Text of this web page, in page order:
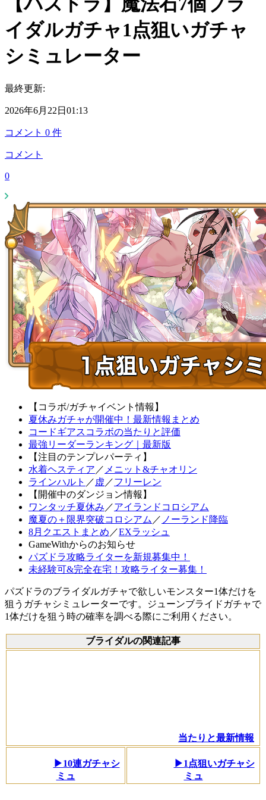
イダルガチャ1点狙いガチャ
シミュレーター
最終更新:
2026年6月22日01:13
コメント 0 件
コメント
0
【コラボ/ガチャイベント情報】
夏休みガチャが開催中！最新情報まとめ
コードギアスコラボの当たりと評価
最強リーダーランキング｜最新版
【注目のテンプレパーティ】
水着ヘスティア ／ メニット&チャオリン
ラインハルト ／ 虚 ／フリーレン
【開催中のダンジョン情報】
ワンタッチ夏休み ／アイランドコロシアム
魔夏の＋限界突破コロシアム ／ ノーランド降臨
8月クエストまとめ ／EXラッシュ
GameWithからのお知らせ
パズドラ攻略ライターを新規募集中！
未経験可&完全在宅！攻略ライター募集！
パズドラのブライダルガチャで欲しいモンスター1体だけを
狙うガチャシミュレーターです。ジューンブライドガチャで
1体だけを狙う時の確率を調べる際にご利用ください。
ブライダルの関連記事
当たりと最新情報
▶10連ガチャシ
ミュ
▶1点狙いガチャシ
ミュ